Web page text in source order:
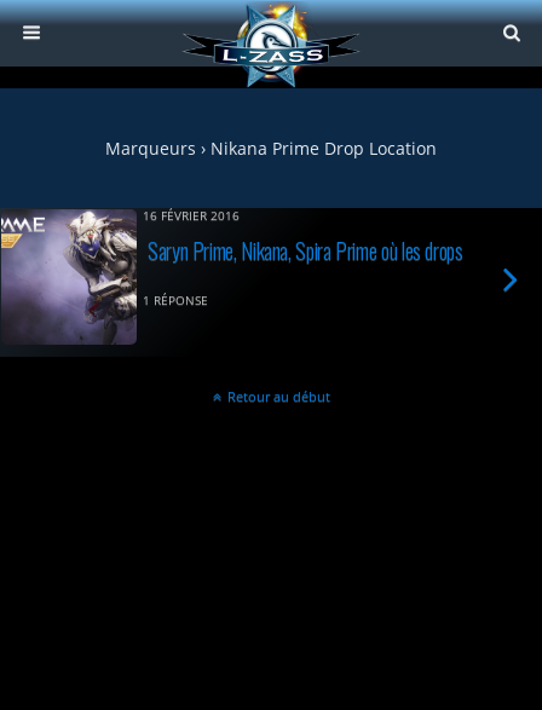
Marqueurs › Nikana Prime Drop Location
16 FÉVRIER 2016
Saryn Prime, Nikana, Spira Prime où les drops
1 RÉPONSE
Retour au début